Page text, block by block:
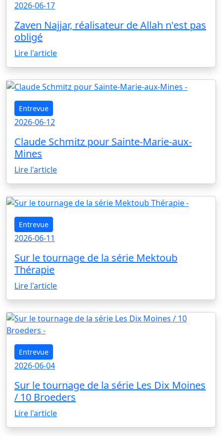
2026-06-17
Zaven Najjar, réalisateur de Allah n'est pas
obligé
Lire l'article
Entrevue
2026-06-12
Claude Schmitz pour Sainte-Marie-aux-
Mines
Lire l'article
Entrevue
2026-06-11
Sur le tournage de la série Mektoub
Thérapie
Lire l'article
Entrevue
2026-06-04
Sur le tournage de la série Les Dix Moines
/ 10 Broeders
Lire l'article